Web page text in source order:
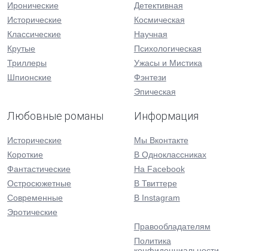
Иронические
Исторические
Классические
Крутые
Триллеры
Шпионские
Детективная
Космическая
Научная
Психологическая
Ужасы и Мистика
Фэнтези
Эпическая
Любовные романы
Исторические
Короткие
Фантастические
Остросюжетные
Современные
Эротические
Информация
Мы Вконтакте
В Одноклассниках
На Facebook
В Твиттере
В Instagram
Правообладателям
Политика